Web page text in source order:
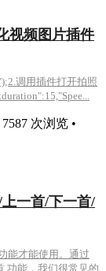
视频图片插件
调用插件打开拍照
次浏览 •
一首/下一首/
能才能使用。通过
功能，我们很常见的